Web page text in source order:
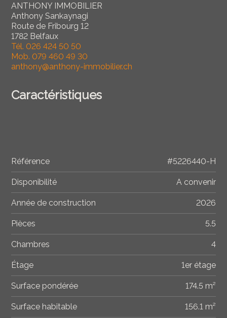
ANTHONY IMMOBILIER
Anthony Sankaynagi
Route de Fribourg 12
1782 Belfaux
Tél.026 424 50 50
Mob.079 460 49 30
anthony@anthony-immobilier.ch
Caractéristiques
Référence #5226440-H
Disponibilité A convenir
Année de construction 2026
Pièces 5.5
Chambres 4
Étage 1er étage
Surface pondérée 174.5 m²
Surface habitable 156.1 m²